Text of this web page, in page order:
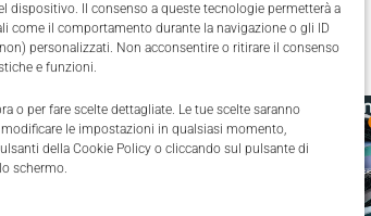
dispositivo. Il consenso a queste tecnologie permetterà a
come il comportamento durante la navigazione o gli ID
personalizzati. Non acconsentire o ritirare il consenso
e funzioni.
o per fare scelte dettagliate. Le tue scelte saranno
le impostazioni in qualsiasi momento,
della Cookie Policy o cliccando sul pulsante di
schermo.
2022 0
Edicola